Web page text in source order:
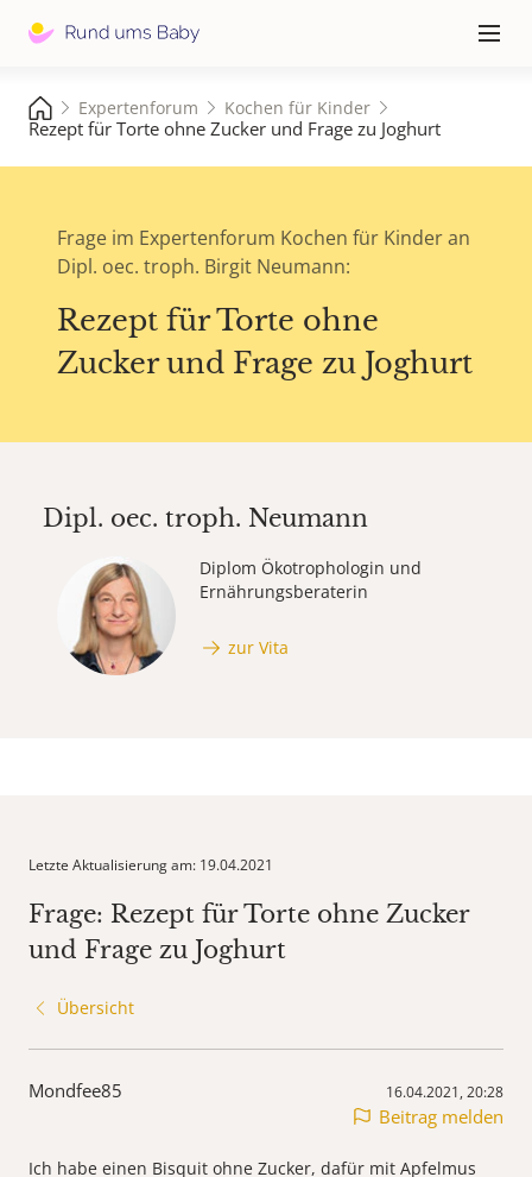
≡
Expertenforum Kochen für Kinder
Rezept für Torte ohne Zucker und Frage zu Joghurt
Frage im Expertenforum Kochen für Kinder an
Dipl. oec. troph. Birgit Neumann:
Rezept für Torte ohne
Zucker und Frage zu Joghurt
Dipl. oec. troph. Neumann
Diplom Ökotrophologin und
Ernährungsberaterin
zur Vita
Letzte Aktualisierung am: 19.04.2021
Frage: Rezept für Torte ohne Zucker
und Frage zu Joghurt
Übersicht
Mondfee85 16.04.2021, 20:28
Beitrag melden
Ich habe einen Bisquit ohne Zucker, dafür mit Apfelmus